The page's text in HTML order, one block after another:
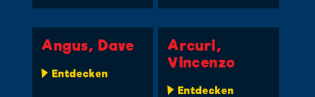
Angus, Dave
Entdecken
Arcuri,
Vincenzo
Entdecken